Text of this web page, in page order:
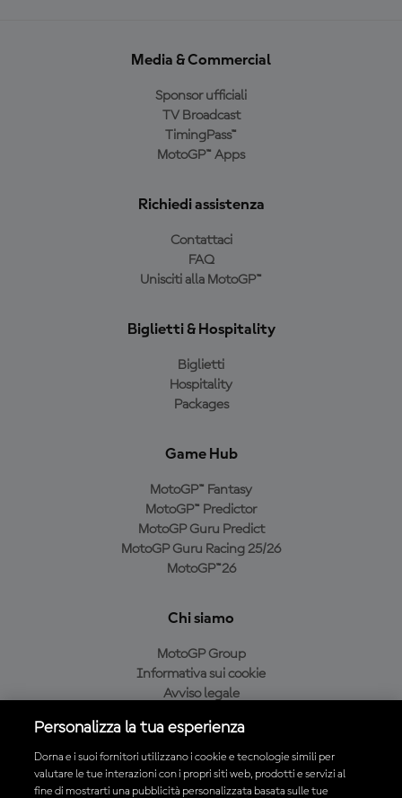
Media & Commercial
Sponsor ufficiali
TV Broadcast
TimingPass™
MotoGP™ Apps
Richiedi assistenza
Contattaci
FAQ
Unisciti alla MotoGP™
Biglietti & Hospitality
Biglietti
Hospitality
Packages
Game Hub
MotoGP™ Fantasy
MotoGP™ Predictor
MotoGP Guru Predict
MotoGP Guru Racing 25/26
MotoGP™26
Chi siamo
MotoGP Group
Informativa sui cookie
Avviso legale
Condizioni di acquisto
Personalizza la tua esperienza
Dorna e i suoi fornitori utilizzano i cookie e tecnologie simili per
valutare le tue interazioni con i propri siti web, prodotti e servizi al
fine di mostrarti una pubblicità personalizzata basata sulle tue